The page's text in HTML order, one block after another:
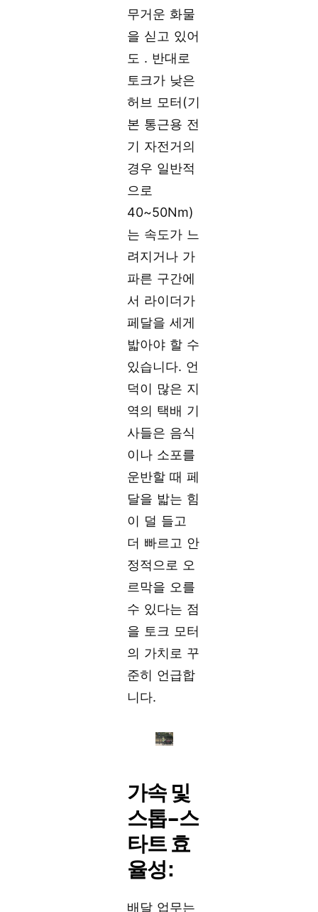
무거운 화물
을 싣고 있어
도 . 반대로
토크가 낮은
허브 모터(기
본 통근용 전
기 자전거의
경우 일반적
으로
40~50Nm)
는 속도가 느
려지거나 가
파른 구간에
서 라이더가
페달을 세게
밟아야 할 수
있습니다. 언
덕이 많은 지
역의 택배 기
사들은 음식
이나 소포를
운반할 때 페
달을 밟는 힘
이 덜 들고
더 빠르고 안
정적으로 오
르막을 오를
수 있다는 점
을 토크 모터
의 가치로 꾸
준히 언급합
니다.
가속 및
스톱-스
타트 효
율성:
배달 업무는